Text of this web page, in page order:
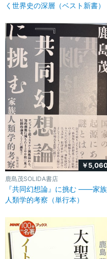
く世界史の深層（ベスト新書）
￥
鹿島茂SOLIDA書店
『共同幻想論』に挑む ――家族
人類学的考察（単行本）